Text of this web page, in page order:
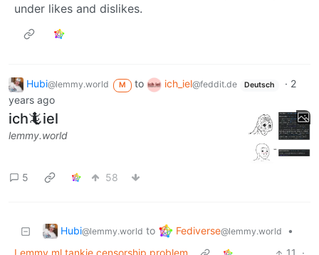
under likes and dislikes.
Hubi@lemmy.world M to ich_iel@feddit.de Deutsch · 2
years ago
ich🦎iel
lemmy.world
5 58
Hubi@lemmy.world to Fediverse@lemmy.world
•